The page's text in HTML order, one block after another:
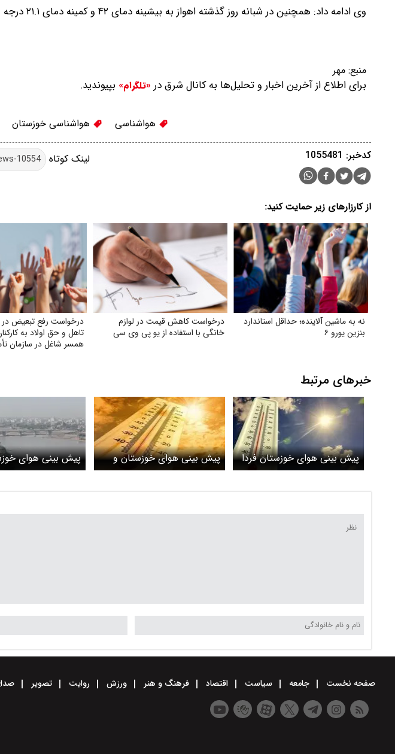
وی ادامه داد: همچنین در شبانه روز گذشته اهواز به بیشینه دمای ۴۲ و کمینه دمای ۲۱.۱ درجه سانتیگراد رسیده است.
منبع: مهر
برای اطلاع از آخرین اخبار و تحلیل‌ها به کانال شرق در «تلگرام» بپیوندید.
هواشناسی هواشناسی خوزستان
لینک کوتاه کدخبر: 1055481
از کارزارهای زیر حمایت کنید:
نه به ماشین آلاینده؛ حداقل استاندارد
بنزین یورو ۶
درخواست کاهش قیمت در لوازم
خانگی با استفاده از یو پی وی سی
درخواست رفع تبعیض
تاهل و حق اولاد به
همسر شاغل در سازمان
خبرهای مرتبط
پیش بینی هوای خوزستان فردا
9 مهر 1404؛ پیش بینی وقوع
پیش بینی هوای خوزستان و
اهواز؛ یکشنبه ۶ مهر ۱۴۰۴/
پیش بینی هوای
صفحه نخست جامعه سیاست اقتصاد فرهنگ و هنر ورزش روایت تصویر